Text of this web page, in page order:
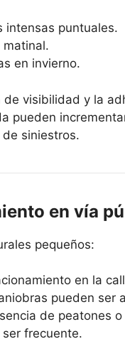
intensas puntuales.
matinal.
en invierno.
de visibilidad y la
pueden
siniestros.
en vía
pequeños:
en la
pueden ser
de peatones
frecuente.